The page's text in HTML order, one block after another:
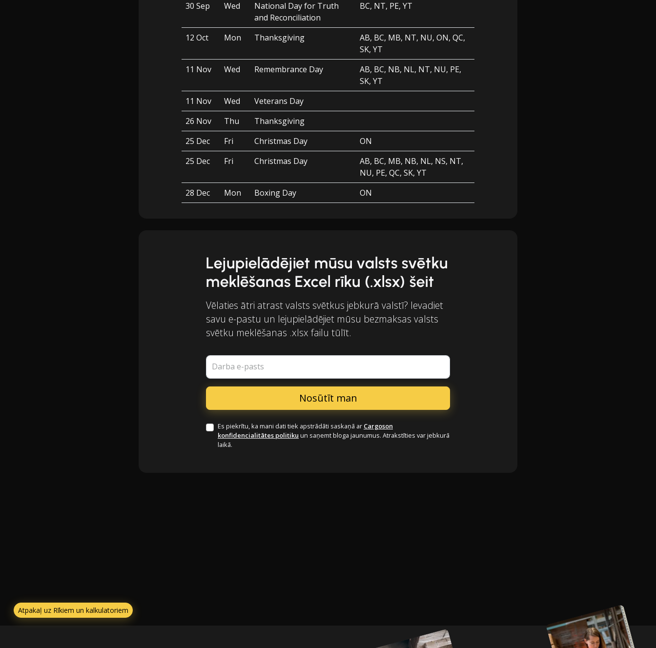
30 Sep
Wed
National Day for Truth
and Reconciliation
BC, NT, PE, YT
12 Oct Mon Thanksgiving
AB, BC, MB, NT, NU, ON, QC,
SK, YT
11 Nov
Wed Remembrance Day
AB, BC, NB, NL, NT, NU, PE,
SK, YT
11 Nov
Wed
Veterans Day
26 Nov
Thu
Thanksgiving
25 Dec
Fri Christmas Day
ON
25 Dec
Fri Christmas Day
AB, BC, MB, NB, NL, NS, NT,
NU, PE, QC, SK, YT
28 Dec
Mon Boxing Day ON
Lejupielādējiet mūsu valsts svētku
meklēšanas Excel rīku (.xlsx) šeit
Vēlaties ātri atrast valsts svētkus jebkurā valstī? Ievadiet
savu e-pastu un lejupielādējiet mūsu bezmaksas valsts
svētku meklēšanas .xlsx failu tūlīt.
Darba e-pasts
Es piekrītu, ka mani dati tiek apstrādāti saskaņā ar Cargoson
konfidencialitātes politiku un saņemt bloga jaunumus. Atrakstīties var jebkurā
laikā.
Atpakaļ uz Rīkiem un kalkulatoriem